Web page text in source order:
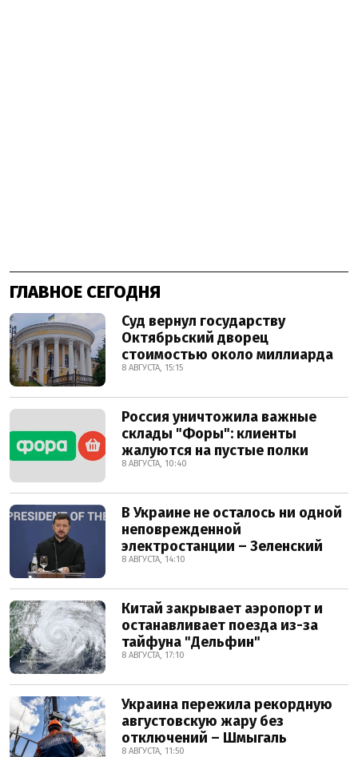
ГЛАВНОЕ СЕГОДНЯ
Суд вернул государству
Октябрьский дворец
стоимостью около миллиарда
8 АВГУСТА, 15:15
Россия уничтожила важные
склады "Форы": клиенты
жалуются на пустые полки
8 АВГУСТА, 10:40
В Украине не осталось ни одной
неповрежденной
электростанции – Зеленский
8 АВГУСТА, 14:10
Китай закрывает аэропорт и
останавливает поезда из-за
тайфуна "Дельфин"
8 АВГУСТА, 17:10
Украина пережила рекордную
августовскую жару без
отключений – Шмыгаль
8 АВГУСТА, 11:50